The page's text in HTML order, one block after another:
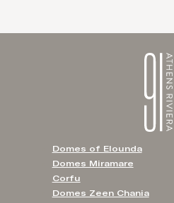
Domes of Elounda
Domes Miramare
Corfu
Domes Zeen Chania